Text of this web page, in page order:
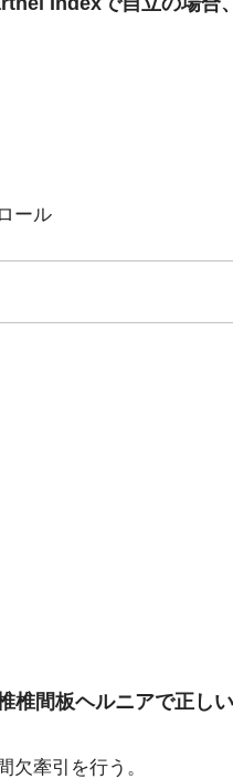
ール
椎間板ヘルニアで正し
欠牽引を行う。